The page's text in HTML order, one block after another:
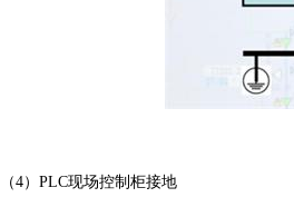
（4）PLC现场控制柜接地